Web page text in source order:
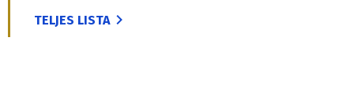
TELJES LISTA